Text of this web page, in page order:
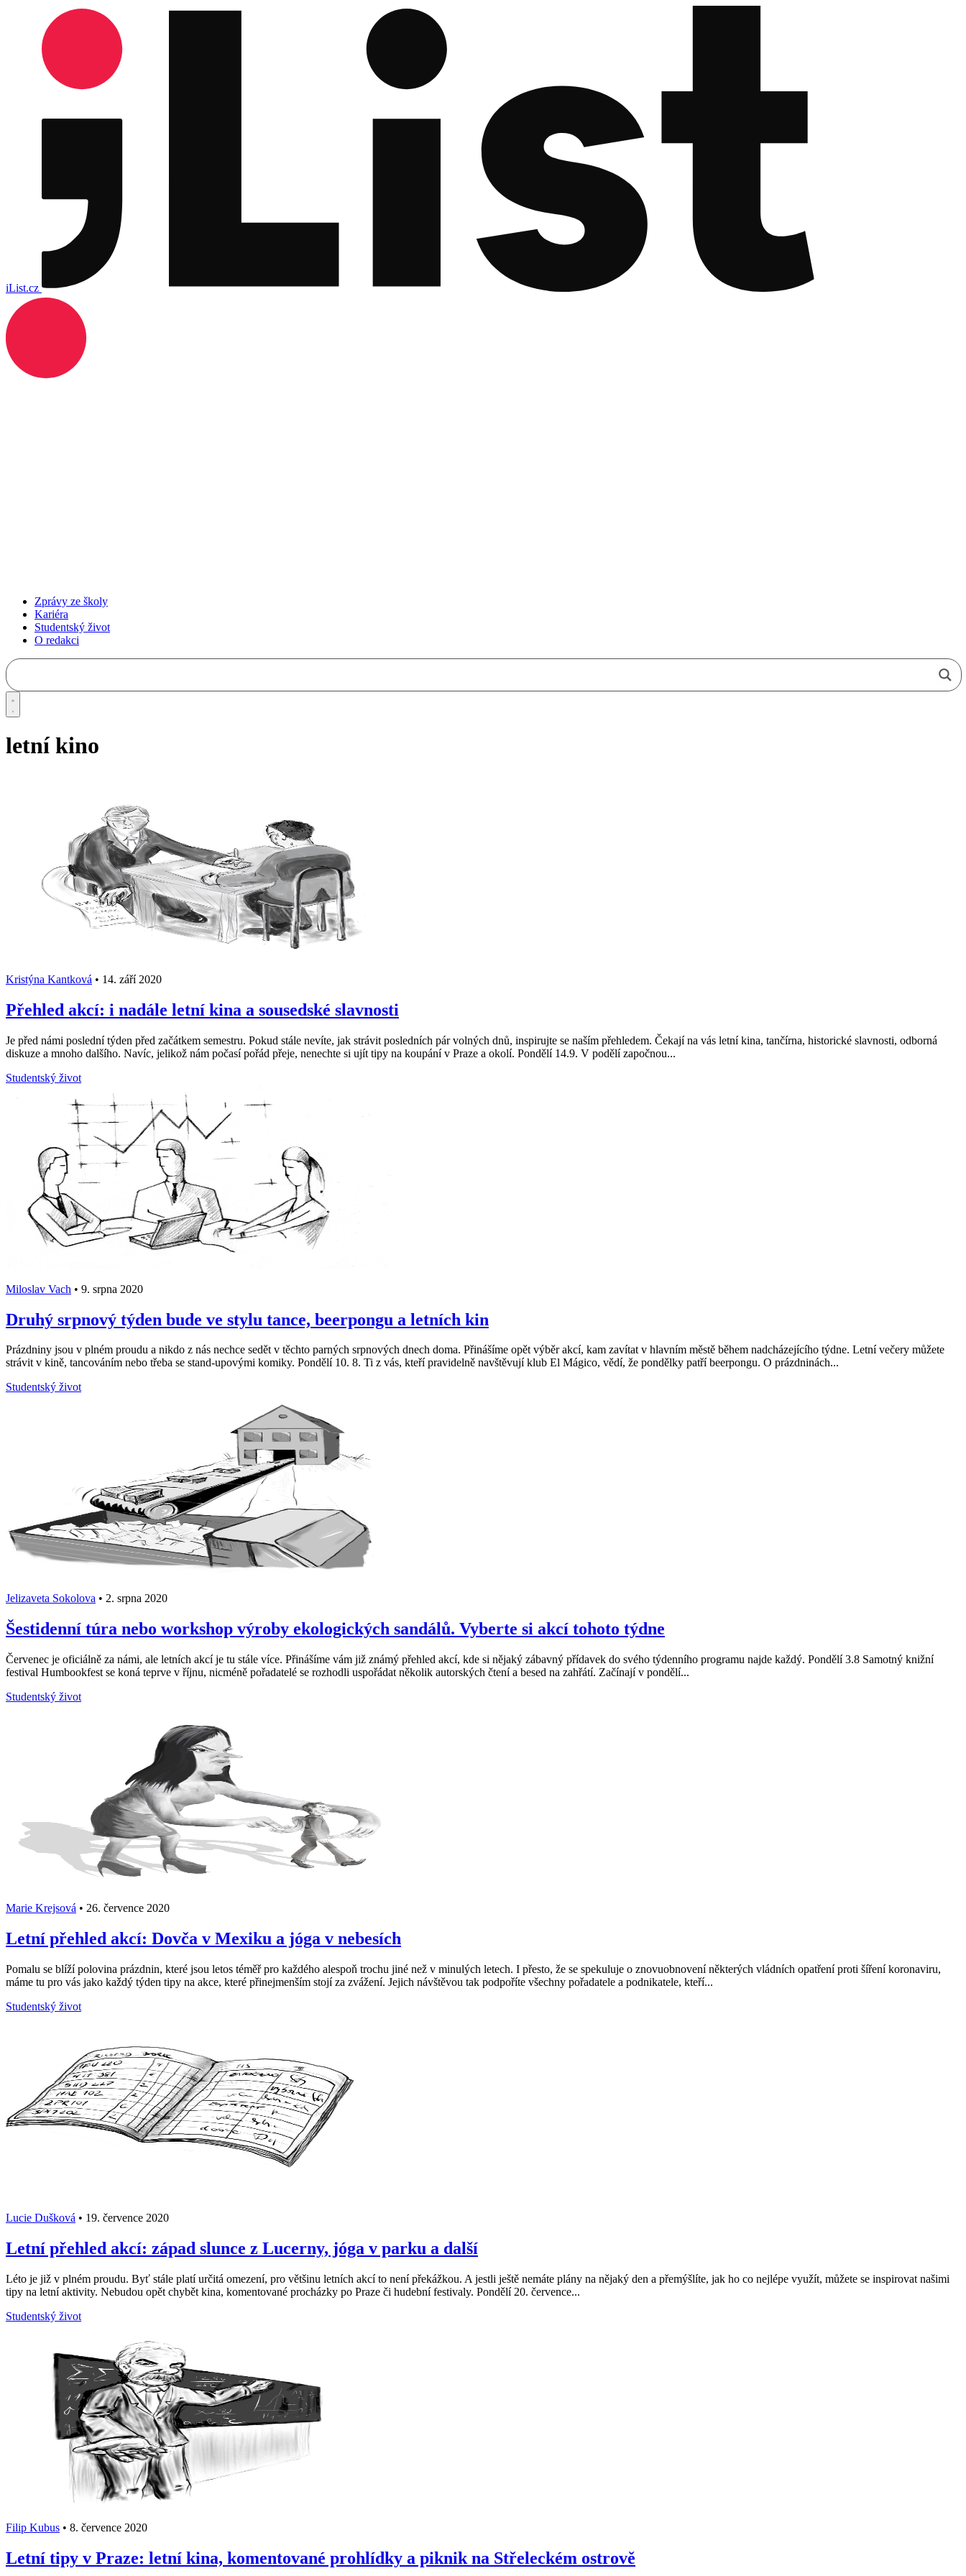
iList.cz
Zprávy ze školy
Kariéra
Studentský život
O redakci
letní kino
Kristýna Kantková • 14. září 2020
Přehled akcí: i nadále letní kina a sousedské slavnosti
Je před námi poslední týden před začátkem semestru. Pokud stále nevíte, jak strávit posledních pár volných dnů, inspirujte se naším přehledem. Čekají na vás letní kina, tančírna, historické slavnosti, odborná
diskuze a mnoho dalšího. Navíc, jelikož nám počasí pořád přeje, nenechte si ujít tipy na koupání v Praze a okolí. Pondělí 14.9. V podělí započnou...
Studentský život
Miloslav Vach • 9. srpna 2020
Druhý srpnový týden bude ve stylu tance, beerpongu a letních kin
Prázdniny jsou v plném proudu a nikdo z nás nechce sedět v těchto parných srpnových dnech doma. Přinášíme opět výběr akcí, kam zavítat v hlavním městě během nadcházejícího týdne. Letní večery můžete
strávit v kině, tancováním nebo třeba se stand-upovými komiky. Pondělí 10. 8. Ti z vás, kteří pravidelně navštěvují klub El Mágico, vědí, že pondělky patří beerpongu. O prázdninách...
Studentský život
Jelizaveta Sokolova • 2. srpna 2020
Šestidenní túra nebo workshop výroby ekologických sandálů. Vyberte si akcí tohoto týdne
Červenec je oficiálně za námi, ale letních akcí je tu stále více. Přinášíme vám již známý přehled akcí, kde si nějaký zábavný přídavek do svého týdenního programu najde každý. Pondělí 3.8 Samotný knižní
festival Humbookfest se koná teprve v říjnu, nicméně pořadatelé se rozhodli uspořádat několik autorských čtení a besed na zahřátí. Začínají v pondělí...
Studentský život
Marie Krejsová • 26. července 2020
Letní přehled akcí: Dovča v Mexiku a jóga v nebesích
Pomalu se blíží polovina prázdnin, které jsou letos téměř pro každého alespoň trochu jiné než v minulých letech. I přesto, že se spekuluje o znovuobnovení některých vládních opatření proti šíření koronaviru,
máme tu pro vás jako každý týden tipy na akce, které přinejmenším stojí za zvážení. Jejich návštěvou tak podpoříte všechny pořadatele a podnikatele, kteří...
Studentský život
Lucie Dušková • 19. července 2020
Letní přehled akcí: západ slunce z Lucerny, jóga v parku a další
Léto je již v plném proudu. Byť stále platí určitá omezení, pro většinu letních akcí to není překážkou. A jestli ještě nemáte plány na nějaký den a přemýšlíte, jak ho co nejlépe využít, můžete se inspirovat našimi
tipy na letní aktivity. Nebudou opět chybět kina, komentované procházky po Praze či hudební festivaly. Pondělí 20. července...
Studentský život
Filip Kubus • 8. července 2020
Letní tipy v Praze: letní kina, komentované prohlídky a piknik na Střeleckém ostrově